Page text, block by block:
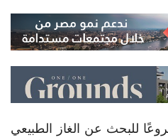
للبحث عن الغاز الطبيعي